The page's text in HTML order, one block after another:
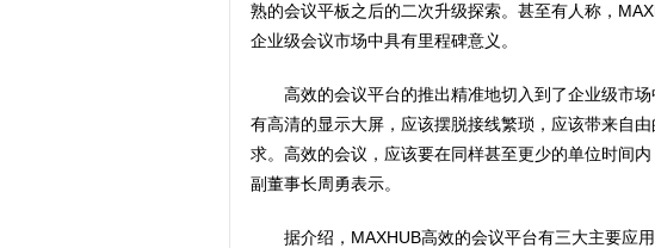
熟的会议平板之后的二次升级探索。甚至有人称，
企业级会议市场中具有里程碑意义。
高效的会议平台的推出精准地切入到了企业级市
有高清的显示大屏，应该摆脱接线繁琐，应该带来自
求。高效的会议，应该要在同样甚至更少的单位时间
副董事长周勇表示。
据介绍，MAXHUB高效的会议平台有三大主要应